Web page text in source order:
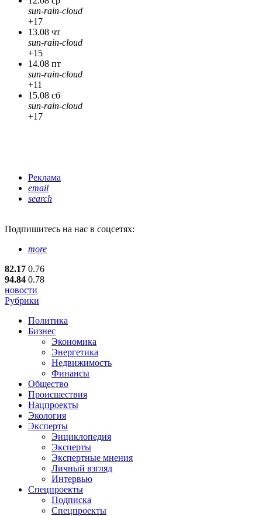
sun-rain-cloud
+17
13.08 чт
sun-rain-cloud
+15
14.08 пт
sun-rain-cloud
+11
15.08 сб
sun-rain-cloud
+17
Реклама
email
search
Подпишитесь на нас в соцсетях:
more
82.17 0.76
94.84 0.78
новости
Рубрики
Политика
Бизнес
Экономика
Энергетика
Недвижимость
Финансы
Общество
Происшествия
Нацпроекты
Экология
Эксперты
Энциклопедия
Эксперты
Экспертные мнения
Личный взгляд
Интервью
Спецпроекты
Подписка
Спецпроекты